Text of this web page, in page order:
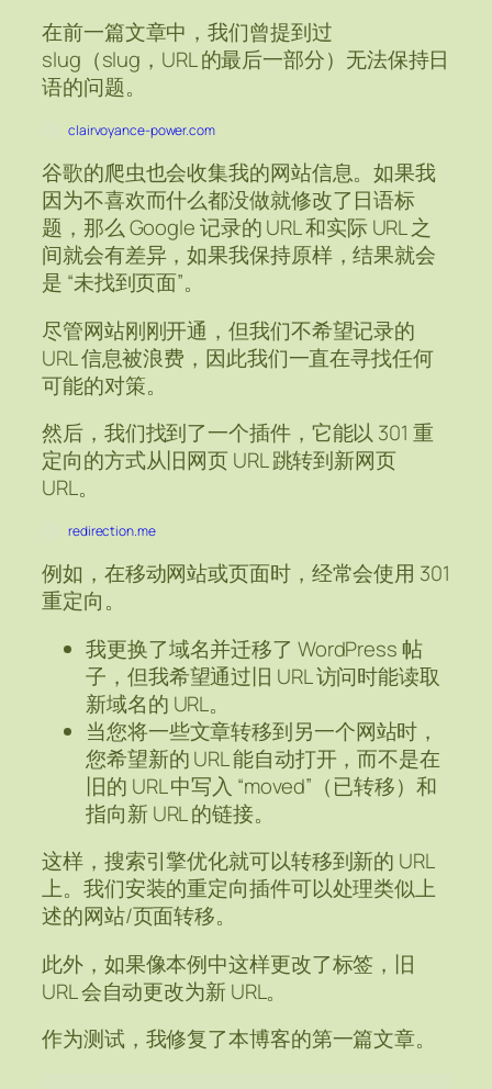
在前一篇文章中，我们曾提到过
slug（slug，URL 的最后一部分）无法保持日
语的问题。
clairvoyance-power.com
谷歌的爬虫也会收集我的网站信息。如果我
因为不喜欢而什么都没做就修改了日语标
题，那么 Google 记录的 URL 和实际 URL 之
间就会有差异，如果我保持原样，结果就会
是 “未找到页面”。
尽管网站刚刚开通，但我们不希望记录的
URL 信息被浪费，因此我们一直在寻找任何
可能的对策。
然后，我们找到了一个插件，它能以 301 重
定向的方式从旧网页 URL 跳转到新网页
URL。
redirection.me
例如，在移动网站或页面时，经常会使用 301
重定向。
我更换了域名并迁移了 WordPress 帖
子，但我希望通过旧 URL 访问时能读取
新域名的 URL。
当您将一些文章转移到另一个网站时，
您希望新的 URL 能自动打开，而不是在
旧的 URL 中写入 “moved”（已转移）和
指向新 URL 的链接。
这样，搜索引擎优化就可以转移到新的 URL
上。我们安装的重定向插件可以处理类似上
述的网站/页面转移。
此外，如果像本例中这样更改了标签，旧
URL 会自动更改为新 URL。
作为测试，我修复了本博客的第一篇文章。